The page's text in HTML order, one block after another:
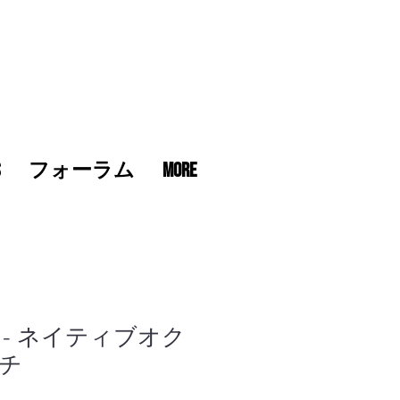
フォーラム More
ネイティブオク